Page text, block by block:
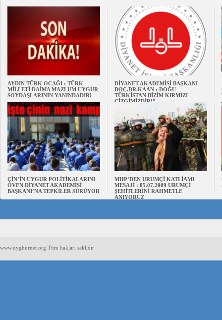
AYDIN TÜRK OCAĞI : TÜRK
MİLLETİ DAİMA MAZLUM UYGUR
SOYDAŞLARININ YANINDADIR!
DİYANET AKADEMİSİ BAŞKANI
DOÇ.DR.KAAN : DOĞU
TÜRKİSTAN BİZİM KIRMIZI
ÇİZGİMİZDİR!”
ÇİN’İN UYGUR POLİTİKALARINI
ÖVEN DİYANET AKADEMİSİ
BAŞKANI’NA TEPKİLER SÜRÜYOR
MHP’DEN URUMÇİ KATLİAMI
MESAJİ : 05.07.2009 URUMÇİ
ŞEHİTLERİNİ RAHMETLE
ANIYORUZ
www.uyghurnet.org Tüm hakları saklıdır